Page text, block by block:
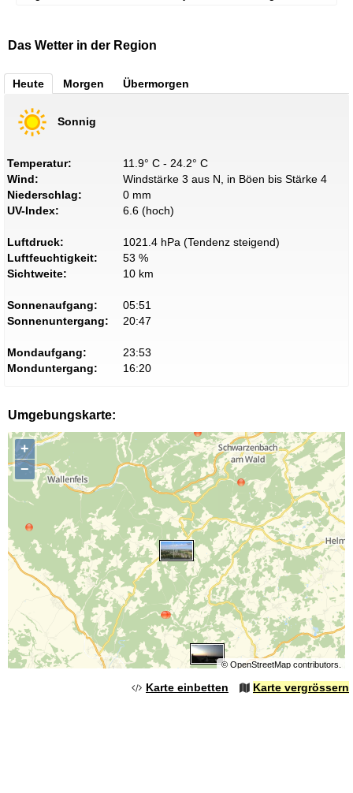
Das Wetter in der Region
Heute Morgen Übermorgen
Sonnig
Temperatur:
11.9° C - 24.2° C
Wind:
Windstärke 3 aus N, in Böen bis Stärke 4
Niederschlag:
0 mm
UV-Index:
6.6 (hoch)
Luftdruck:
1021.4 hPa (Tendenz steigend)
Luftfeuchtigkeit:
53 %
Sichtweite:
10 km
Sonnenaufgang:
05:51
Sonnenuntergang:
20:47
Mondaufgang:
23:53
Monduntergang:
16:20
Umgebungskarte:
+
−
© OpenStreetMapcontributors.
Karte einbetten Karte vergrössern